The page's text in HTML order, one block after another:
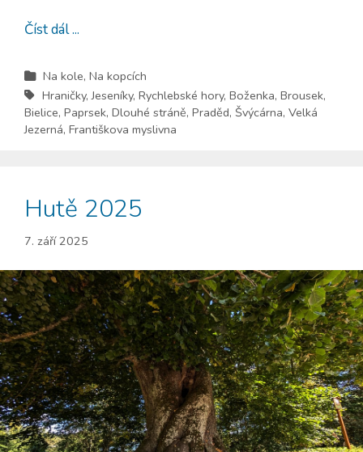
Číst dál ...
Na kole, Na kopcích
Hraničky,Jeseníky, Rychlebské hory, Boženka, Brousek,
Bielice, Paprsek, Dlouhé stráně, Praděd, Švýcárna, Velká
Jezerná, Františkova myslivna
Hutě 2025
7. září 2025